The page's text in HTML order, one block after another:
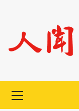
content
Menu